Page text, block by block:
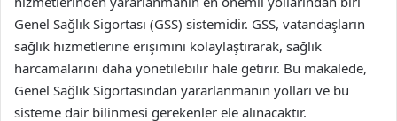
Genel Sağlık Sigortası (GSS) sistemidir. GSS, vatandaşların
sağlık hizmetlerine erişimini kolaylaştırarak, sağlık
harcamalarını daha yönetilebilir hale getirir. Bu makalede,
Genel Sağlık Sigortasından yararlanmanın yolları ve bu
sisteme dair bilinmesi gerekenler ele alınacaktır.